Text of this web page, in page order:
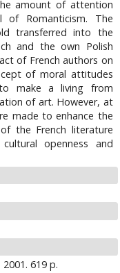
amount of attention
Romanticism. The
transferred into the
and the own Polish
of French authors on
of moral attitudes
make a living from
of art. However, at
made to enhance the
the French literature
openness and
619 p.